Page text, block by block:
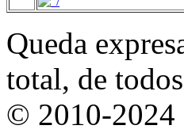
Queda
total, de
© 2010-2024